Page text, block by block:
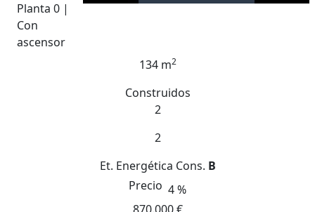
Planta 0 |
Con
ascensor
134 m2
Construidos
2
2
Et. Energética Cons. B
Precio 4 %